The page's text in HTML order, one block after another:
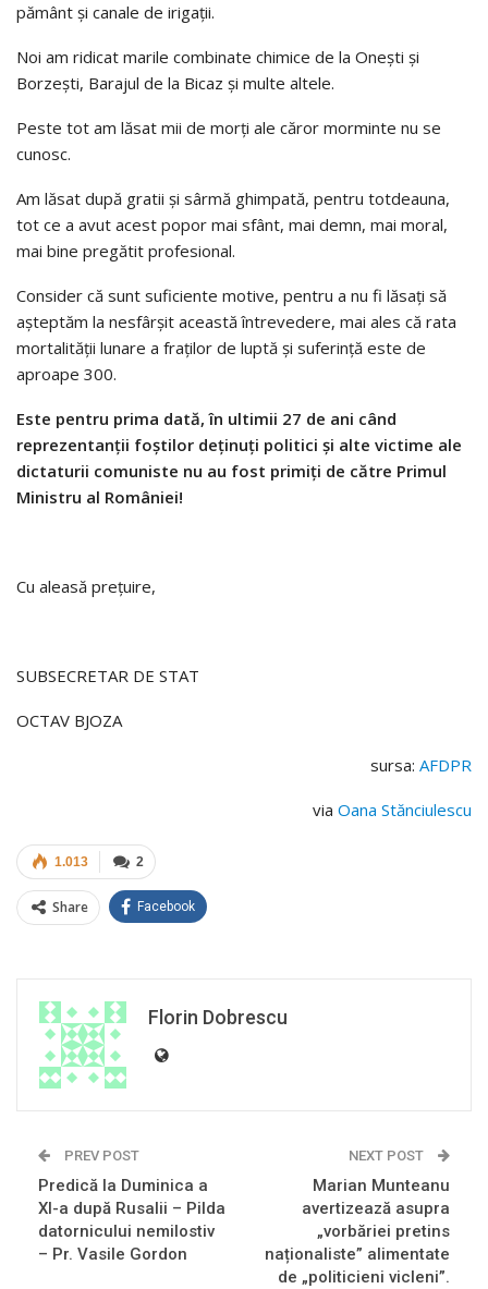
pământ și canale de irigații.
Noi am ridicat marile combinate chimice de la Onești și
Borzești, Barajul de la Bicaz și multe altele.
Peste tot am lăsat mii de morți ale căror morminte nu se
cunosc.
Am lăsat după gratii și sârmă ghimpată, pentru totdeauna,
tot ce a avut acest popor mai sfânt, mai demn, mai moral,
mai bine pregătit profesional.
Consider că sunt suficiente motive, pentru a nu fi lăsați să
așteptăm la nesfârșit această întrevedere, mai ales că rata
mortalității lunare a fraților de luptă și suferință este de
aproape 300.
Este pentru prima dată, în ultimii 27 de ani când
reprezentanții foștilor deținuți politici și alte victime ale
dictaturii comuniste nu au fost primiți de către Primul
Ministru al României!
Cu aleasă prețuire,
SUBSECRETAR DE STAT
OCTAV BJOZA
sursa: AFDPR
via Oana Stănciulescu
2
1.013
Share Facebook
Florin Dobrescu
PREV POST
Predică la Duminica a
XI-a după Rusalii – Pilda
datornicului nemilostiv
– Pr. Vasile Gordon
NEXT POST
Marian Munteanu
avertizează asupra
„vorbăriei pretins
naționaliste” alimentate
de „politicieni vicleni”.